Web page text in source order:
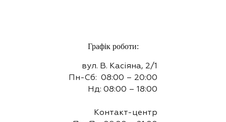
Графік роботи:
вул. В. Касіяна, 2/1
Пн-Сб: 08:00 – 20:00
Нд: 08:00 – 18:00
Контакт-центр